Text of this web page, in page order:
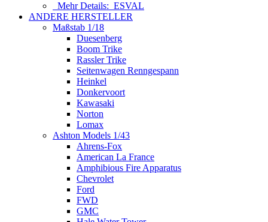
Mehr Details: ESVAL
ANDERE HERSTELLER
Maßstab 1/18
Duesenberg
Boom Trike
Rassler Trike
Seitenwagen Renngespann
Heinkel
Donkervoort
Kawasaki
Norton
Lomax
Ashton Models 1/43
Ahrens-Fox
American La France
Amphibious Fire Apparatus
Chevrolet
Ford
FWD
GMC